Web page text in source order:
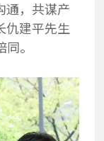
通，共谋产
仇建平先生
。